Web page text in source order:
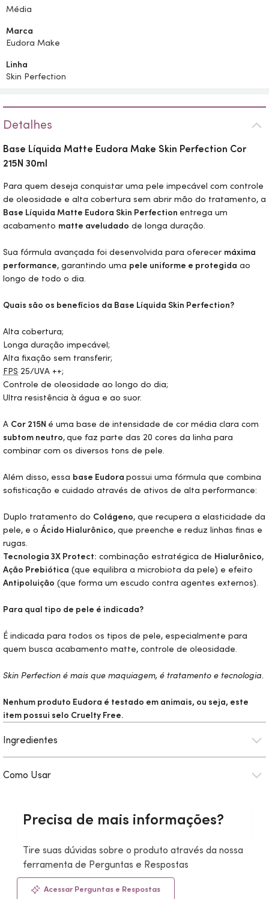
Média
Marca
Eudora Make
Linha
Skin Perfection
Detalhes
Base Líquida Matte Eudora Make Skin Perfection Cor
215N 30ml
Para quem deseja conquistar uma pele impecável com controle
de oleosidade e alta cobertura sem abrir mão do tratamento, a
Base Líquida Matte Eudora Skin Perfection entrega um
acabamento matte aveludado de longa duração.
Sua fórmula avançada foi desenvolvida para oferecer máxima
performance, garantindo uma pele uniforme e protegida ao
longo de todo o dia.
Quais são os benefícios da Base Líquida Skin Perfection?
Alta cobertura;
Longa duração impecável;
Alta fixação sem transferir;
FPS 25/UVA ++;
Controle de oleosidade ao longo do dia;
Ultra resistência à água e ao suor.
A Cor 215N é uma base de intensidade de cor média clara com
subtom neutro,que faz parte das 20 cores da linha para
combinar com os diversos tons de pele.
Além disso, essa base Eudora possui uma fórmula que combina
sofisticação e cuidado através de ativos de alta performance:
Duplo tratamento do Colágeno, que recupera a elasticidade da
pele, e o Ácido Hialurônico, que preenche e reduz linhas finas e
rugas.
Tecnologia 3X Protect: combinação estratégica de Hialurônico,
Ação Prebiótica (que equilibra a microbiota da pele) e efeito
Antipoluição (que forma um escudo contra agentes externos).
Para qual tipo de pele é indicada?
É indicada para todos os tipos de pele, especialmente para
quem busca acabamento matte, controle de oleosidade.
Skin Perfection é mais que maquiagem, é tratamento e tecnologia.
Nenhum produto Eudora é testado em animais, ou seja, este
item possui selo Cruelty Free.
Ingredientes
Como Usar
Precisa de mais informações?
Tire suas dúvidas sobre o produto através da nossa
ferramenta de Perguntas e Respostas
Acessar Perguntas e Respostas